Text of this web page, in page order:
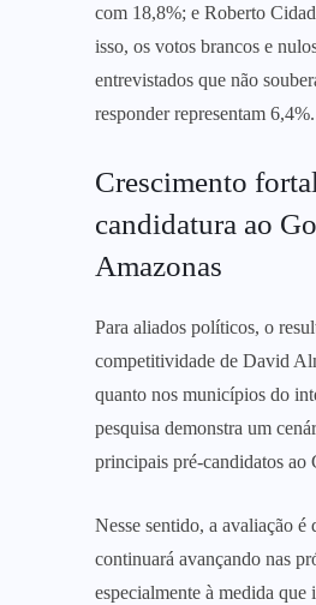
com 18,8%; e Roberto
isso, os votos brancos e
entrevistados que não
responder representam 6,4%.
Crescimento
candidatura ao
Amazonas
Para aliados políticos, o
competitividade de David
quanto nos municípios do
pesquisa demonstra um
principais pré-candidatos ao
Nesse sentido, a avaliação é
continuará avançando nas
especialmente à medida que